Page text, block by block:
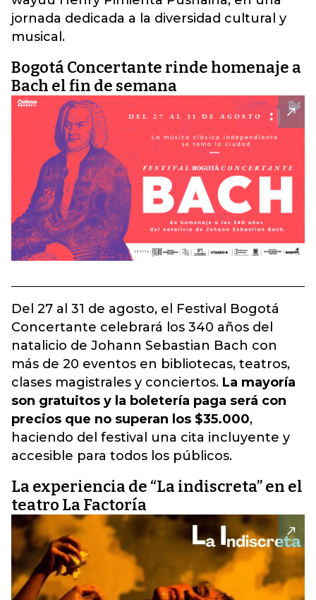
jornada dedicada a la diversidad cultural y
musical.
Bogotá Concertante rinde homenaje a
Bach el fin de semana
Del 27 al 31 de agosto, el Festival Bogotá
Concertante celebrará los 340 años del
natalicio de Johann Sebastian Bach con
más de 20 eventos en bibliotecas, teatros,
clases magistrales y conciertos. La mayoría
son gratuitos y la boletería paga será con
precios que no superan los $35.000,
haciendo del festival una cita incluyente y
accesible para todos los públicos.
La experiencia de “La indiscreta” en el
teatro La Factoría